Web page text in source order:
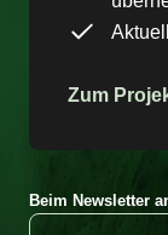
Zum
Beim Newsletter